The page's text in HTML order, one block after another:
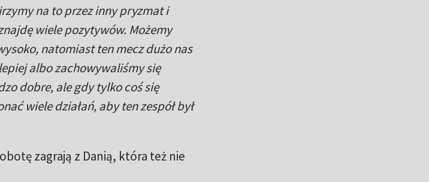
na to przez inny pryzmat i
wiele pozytywów. Możemy
natomiast ten mecz dużo nas
albo zachowywaliśmy się
dobre, ale gdy tylko coś się
wiele działań, aby ten zespół był
zagrają z Danią, która też nie